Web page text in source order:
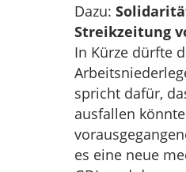
Dazu:
Streikzeitung
In Kürze dürfte
spricht dafür,
ausfallen
es eine neue